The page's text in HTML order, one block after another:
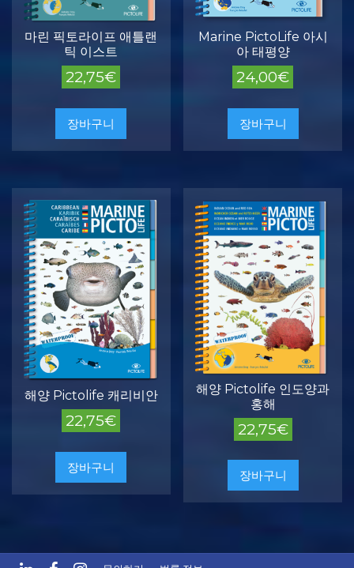
마린 픽토라이프 애틀랜
틱 이스트
22,75€
장바구니
Marine PictoLife 아시
아 태평양
24,00€
장바구니
해양 Pictolife 캐리비안
22,75€
장바구니
해양 Pictolife 인도양과
홍해
22,75€
장바구니